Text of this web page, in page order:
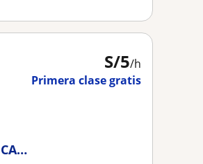
S/5/h
Primera clase gratis
Y